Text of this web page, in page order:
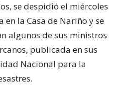
se despidió el miércoles
la Casa de Nariño y se
algunos de sus ministros
publicada en sus
Nacional para la